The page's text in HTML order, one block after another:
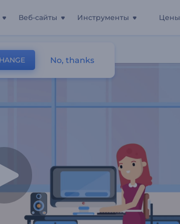
Веб-сайты Инструменты Цены
No, thanks